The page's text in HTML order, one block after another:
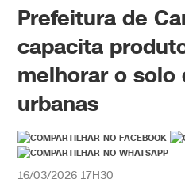
Prefeitura de
capacita
melhorar o solo
urbanas
16/03/2026 17H30